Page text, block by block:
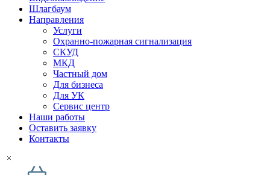
Шлагбаум
Направления
Услуги
Охранно-пожарная сигнализация
СКУД
МКД
Частный дом
Для бизнеса
Для УК
Сервис центр
Наши работы
Оставить заявку
Контакты